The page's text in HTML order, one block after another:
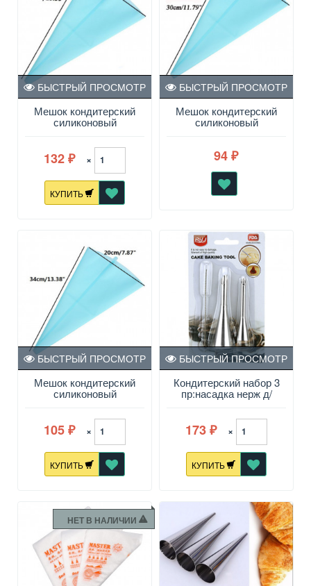
Мешок кондитерский
силиконовый
БЫСТРЫЙ ПРОСМОТР
132 ₽ ×
КУПИТЬ
Мешок кондитерский
силиконовый
БЫСТРЫЙ ПРОСМОТР
94 ₽
Мешок кондитерский
силиконовый
БЫСТРЫЙ ПРОСМОТР
105 ₽ ×
КУПИТЬ
Кондитерский набор 3
пр:насадка нерж д/
мешка-2 шт, ершик
БЫСТРЫЙ ПРОСМОТР
173 ₽ ×
КУПИТЬ
НЕТ В НАЛИЧИИ